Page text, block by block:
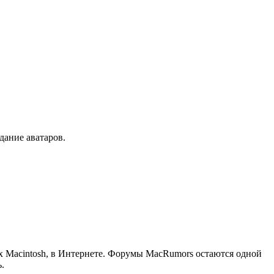
аватаров.
Macintosh, в Интернете. Форумы MacRumors остаются одной